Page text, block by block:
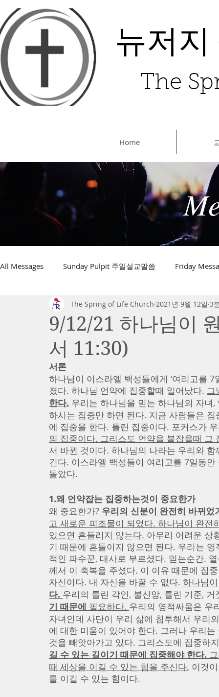
뉴저
The
Home
All Messages Sunday Pulpit 주일설교말씀 Friday
9/12/21 하나님이
서 11:30)
The Spring of Life Church 2021년 9월 12일 3
서론
하나님이 이스라엘 백성들에게 ‘여리고를
졌다. 하나님 언약에 집중할때 일어났다. 그
한다. 우리는 하나님을 믿는 하나님의 자녀
하시는 집중만 하면 된다. 지금 사람들은
에 집중을 한다. 틀린 집중이다. 포커스가
의 집중이다. 그리스도 언약을 붙잡을때 그
서 바뀐 것이다. 하나님의 나라는 우리와
긴다. 이스라엘 백성들이 여리고를 7일동
돌았다.
1.왜 언약잡는 집중하는것이 중요한가
왜 중요한가? 우리의 신분이 완전히 바뀌
고 새로운 피조물이 되었다. 하나님이 완
있으면 흔들리지 않는다. 아무리 어려운 상
기 때문에 흔들이지 않으면 된다. 우리는
적인 파수꾼, 대사로 부르셨다. 믿는순간.
께서 이 축복을 주셨다. 이 이유 때문에 집
자신이다. 내 자신을 바꿀 수 없다. 하나님
다. 우리의 틀린 각인, 불신앙, 틀린 기준,
기 때문에 필요하다. 우리의 영적싸움은 우
자녀인데 사단이 우리 삶에 침투해서 우리
에 대한 미움이 있어야 한다. 그러나 우리
것을 빼앗아가고 있다. 그리스도에 집중하
길 수 있는 길이기 때문에 집중해야 한다.
때 세상을 이길 수 있는 힘을 주신다. 이것
를 이길 수 있는 힘이다.